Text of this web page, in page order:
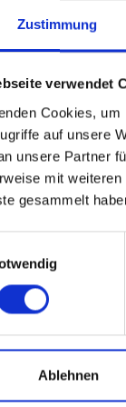
Zustimmung
verwendet
Cookies,
auf unsere
unsere Partner
mit
gesammelt
Ablehnen